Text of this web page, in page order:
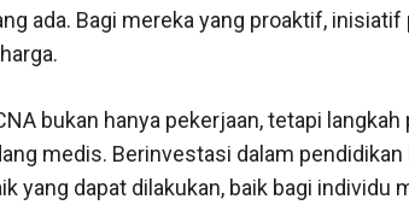
ada. Bagi mereka yang proaktif,
bukan hanya pekerjaan, tetapi
medis. Berinvestasi dalam pendidikan
yang dapat dilakukan, baik bagi individu